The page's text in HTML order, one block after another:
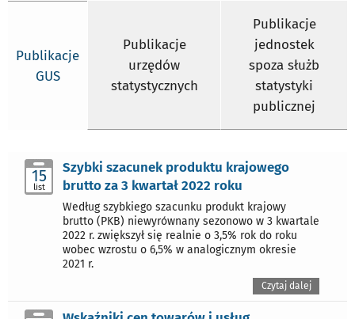
Publikacje
GUS
Publikacje
urzędów
statystycznych
Publikacje
jednostek
spoza służb
statystyki
publicznej
15
list
Szybki szacunek produktu krajowego
brutto za 3 kwartał 2022 roku
Według szybkiego szacunku produkt krajowy
brutto (PKB) niewyrównany sezonowo w 3 kwartale
2022 r. zwiększył się realnie o 3,5% rok do roku
wobec wzrostu o 6,5% w analogicznym okresie
2021 r.
Czytaj dalej